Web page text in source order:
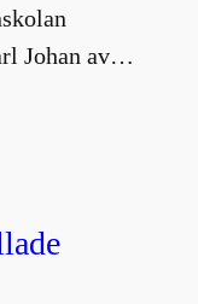
Johan av…